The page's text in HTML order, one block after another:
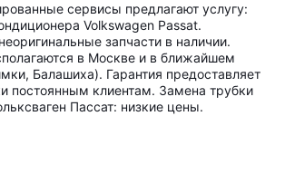
сервисы предлагают услугу:
Volkswagen Passat.
запчасти в наличии.
в Москве и в ближайшем
Балашиха). Гарантия предоставляет
постоянным клиентам. Замена трубки
Пассат: низкие цены.